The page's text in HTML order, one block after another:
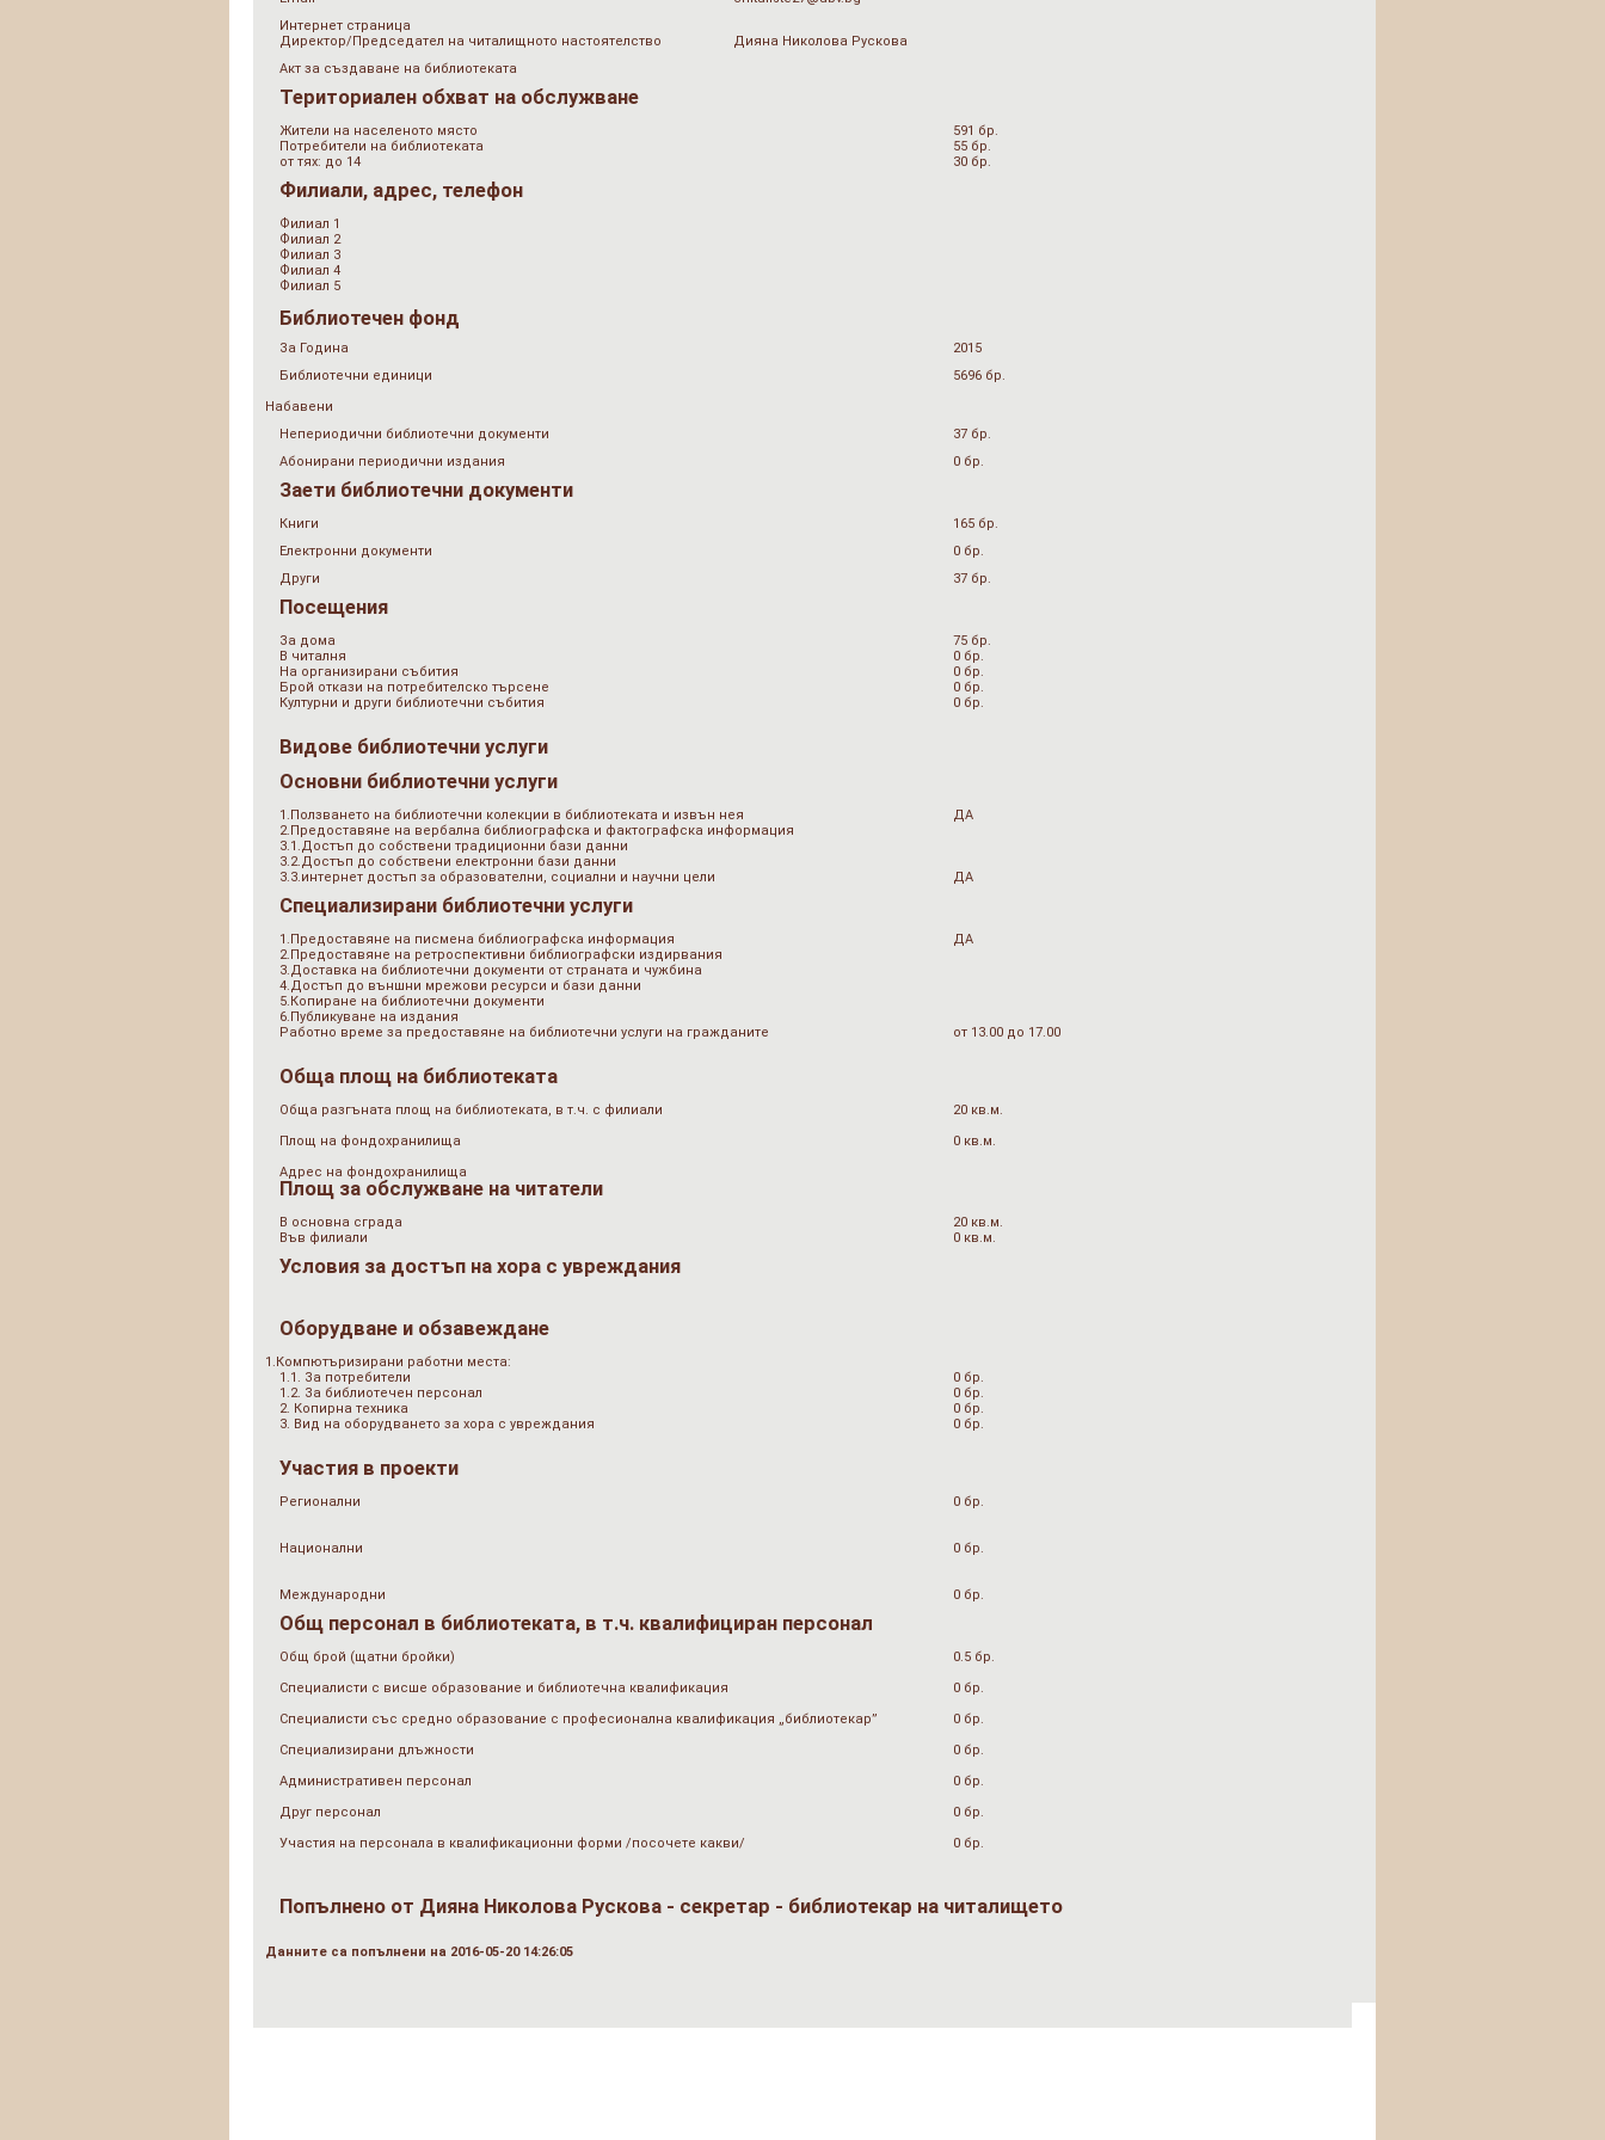
Интернет страница
Директор/Председател на читалищното настоятелство
Дияна Николова Рускова
Акт за създаване на библиотеката
Териториален обхват на обслужване
Жители на населеното място
591 бр.
Потребители на библиотеката
55 бр.
от тях: до 14
30 бр.
Филиали, адрес, телефон
Филиал 1
Филиал 2
Филиал 3
Филиал 4
Филиал 5
Библиотечен фонд
За Година
2015
Библиотечни единици
5696 бр.
Набавени
Непериодични библиотечни документи
37 бр.
Абонирани периодични издания
0 бр.
Заети библиотечни документи
Книги
165 бр.
Електронни документи
0 бр.
Други
37 бр.
Посещения
За дома
75 бр.
В читалня
0 бр.
На организирани събития
0 бр.
Брой откази на потребителско търсене
0 бр.
Културни и други библиотечни събития
0 бр.
Видове библиотечни услуги
Основни библиотечни услуги
1.Ползването на библиотечни колекции в библиотеката и извън нея
ДА
2.Предоставяне на вербална библиографска и фактографска информация
3.1.Достъп до собствени традиционни бази данни
3.2.Достъп до собствени електронни бази данни
3.3.интернет достъп за образователни, социални и научни цели
ДА
Специализирани библиотечни услуги
1.Предоставяне на писмена библиографска информация
ДА
2.Предоставяне на ретроспективни библиографски издирвания
3.Доставка на библиотечни документи от страната и чужбина
4.Достъп до външни мрежови ресурси и бази данни
5.Копиране на библиотечни документи
6.Публикуване на издания
Работно време за предоставяне на библиотечни услуги на гражданите
от 13.00 до 17.00
Обща площ на библиотеката
Обща разгъната площ на библиотеката, в т.ч. с филиали
20 кв.м.
Площ на фондохранилища
0 кв.м.
Адрес на фондохранилища
Площ за обслужване на читатели
В основна сграда
20 кв.м.
Във филиали
0 кв.м.
Условия за достъп на хора с увреждания
Оборудване и обзавеждане
1.Компютъризирани работни места:
1.1. За потребители
0 бр.
1.2. За библиотечен персонал
0 бр.
2. Копирна техника
0 бр.
3. Вид на оборудването за хора с увреждания
0 бр.
Участия в проекти
Регионални 0 бр.
Национални 0 бр.
Международни 0 бр.
Общ персонал в библиотеката, в т.ч. квалифициран персонал
Общ брой (щатни бройки)
0.5 бр.
Специалисти с висше образование и библиотечна квалификация
0 бр.
Специалисти със средно образование с професионална квалификация „библиотекар”
0 бр.
Специализирани длъжности
0 бр.
Административен персонал
0 бр.
Друг персонал
0 бр.
Участия на персонала в квалификационни форми /посочете какви/
0 бр.
Попълнено от Дияна Николова Рускова - секретар - библиотекар на читалището
Данните са попълнени на 2016-05-20 14:26:05